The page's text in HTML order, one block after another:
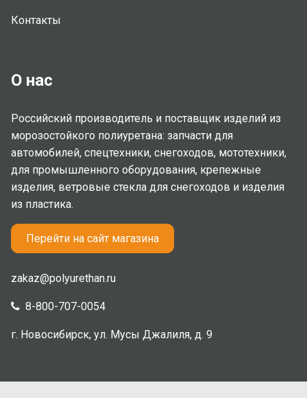
Контакты
О нас
Российский производитель и поставщик изделий из
морозостойкого полиуретана: запчасти для
автомобилей, спецтехники, снегоходов, мототехники,
для промышленного оборудования, крепежные
изделия, ветровые стекла для снегоходов и изделия
из пластика.
Перейти на сайт магазина
zakaz@polyurethan.ru
8-800-707-0054
г. Новосибирск, ул. Мусы Джалиля, д. 9